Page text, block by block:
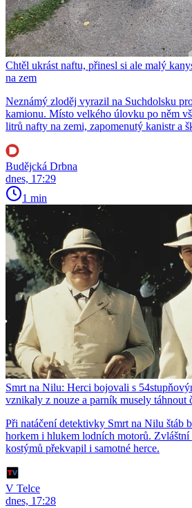
Chtěl ukrást naftu, přinesl si ale malý
na zem
Neznámý zloděj vyrazil na Suchdolsku
kamionu. Místo velkého úlovku po něm
litrů nafty na zemi, zapomenutý kanistr a
Budějcká Drbna
dnes, 17:29
1 min
Smrt na Nilu: Herci bojovali s
vznikaly z nouze a parník musely táhnout
Při natáčení detektivky Smrt na Nilu štáb
horkem i hlukem lodních motorů.
kostýmů překvapil i samotné herce.
V Telce
dnes, 17:28